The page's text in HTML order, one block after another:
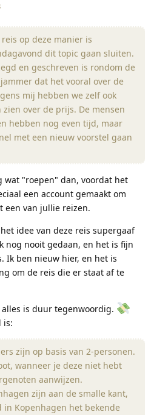
op deze manier is
dit topic gaan sluiten.
en geschreven is rondom de
dat het vooral over de
mij hebben we zelf ook
over de prijs. De mensen
hebben nog even tijd, maar
met een nieuw voorstel gaan
wat "roepen" dan, voordat het
een account gemaakt om
een van jullie reizen.
idee van deze reis supergaaf
nog nooit gedaan, en het is fijn
Ik ben nieuw hier, en het is
om de reis die er staat af te
is duur tegenwoordig.
is:
zijn op basis van 2-personen.
wanneer je deze niet hebt
aanwijzen.
zijn aan de smalle kant,
Kopenhagen het bekende